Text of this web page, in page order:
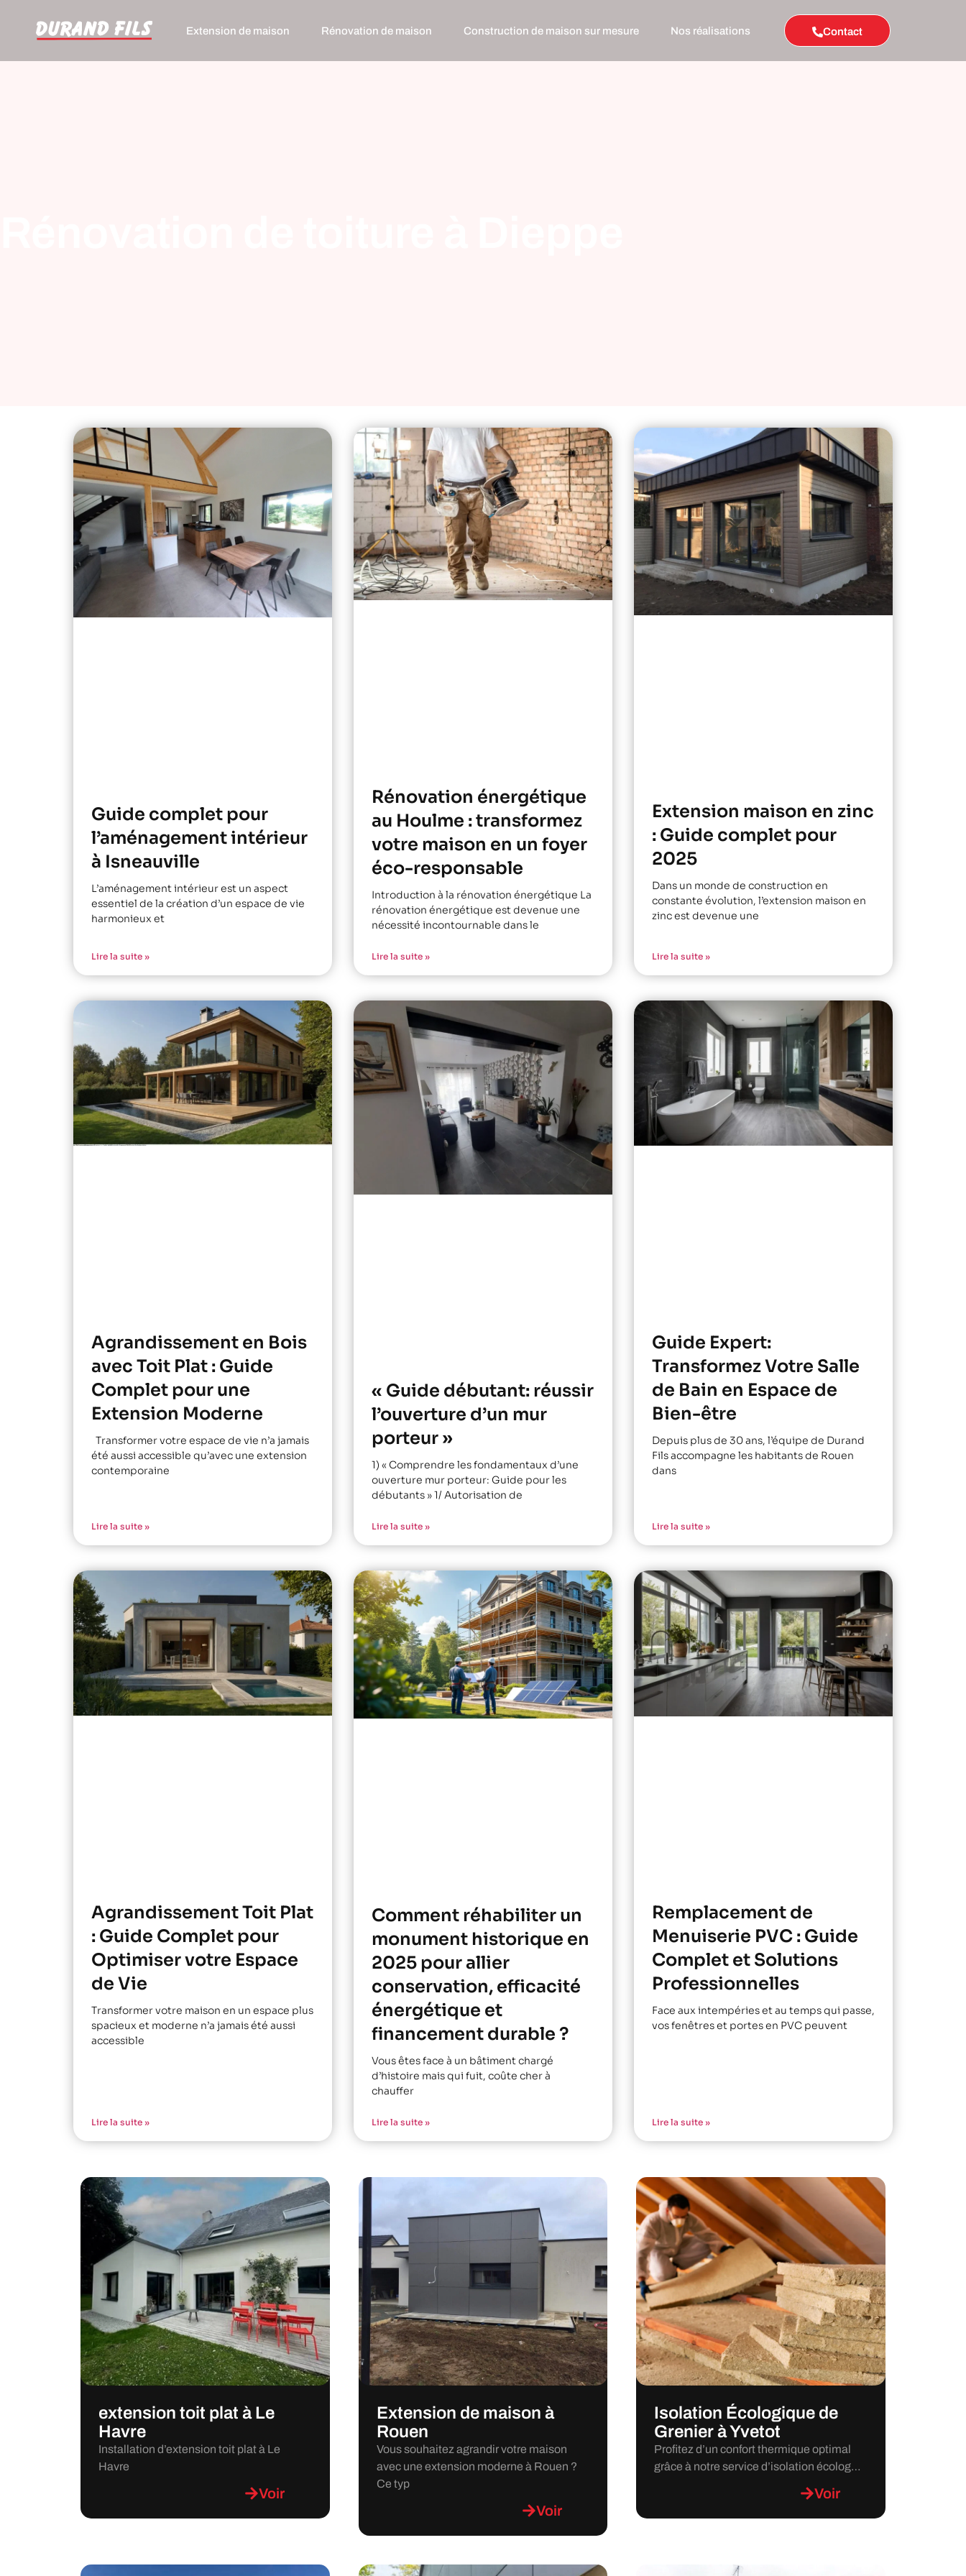
Extension de maison Rénovation de maison Construction de maison sur mesure Nos réalisations Contact
Guide complet pour
l’aménagement intérieur
à Isneauville
L’aménagement intérieur est un aspect
essentiel de la création d’un espace de vie
harmonieux et
Lire la suite »
Rénovation énergétique
au Houlme : transformez
votre maison en un foyer
éco-responsable
Introduction à la rénovation énergétique La
rénovation énergétique est devenue une
nécessité incontournable dans le
Lire la suite »
Extension maison en zinc
: Guide complet pour
2025
Dans un monde de construction en
constante évolution, l’extension maison en
zinc est devenue une
Lire la suite »
Agrandissement en Bois
avec Toit Plat : Guide
Complet pour une
Extension Moderne
Transformer votre espace de vie n’a jamais
été aussi accessible qu’avec une extension
contemporaine
Lire la suite »
« Guide débutant: réussir
l’ouverture d’un mur
porteur »
1) « Comprendre les fondamentaux d’une
ouverture mur porteur: Guide pour les
débutants » 1/ Autorisation de
Lire la suite »
Guide Expert:
Transformez Votre Salle
de Bain en Espace de
Bien-être
Depuis plus de 30 ans, l’équipe de Durand
Fils accompagne les habitants de Rouen
dans
Lire la suite »
Agrandissement Toit Plat
: Guide Complet pour
Optimiser votre Espace
de Vie
Transformer votre maison en un espace plus
spacieux et moderne n’a jamais été aussi
accessible
Lire la suite »
Comment réhabiliter un
monument historique en
2025 pour allier
conservation, efficacité
énergétique et
financement durable ?
Vous êtes face à un bâtiment chargé
d’histoire mais qui fuit, coûte cher à
chauffer
Lire la suite »
Remplacement de
Menuiserie PVC : Guide
Complet et Solutions
Professionnelles
Face aux intempéries et au temps qui passe,
vos fenêtres et portes en PVC peuvent
Lire la suite »
extension toit plat à Le
Havre
Installation d’extension toit plat à Le
Havre
Voir
Extension de maison à
Rouen
Vous souhaitez agrandir votre maison
avec une extension moderne à Rouen ?
Ce typ
Voir
Isolation Écologique de
Grenier à Yvetot
Profitez d’un confort thermique optimal
grâce à notre service d’isolation écolog…
Voir